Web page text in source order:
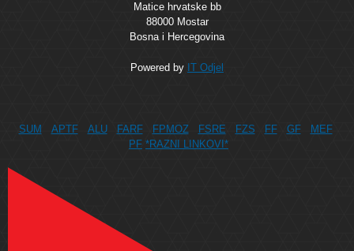
Matice hrvatske bb
88000 Mostar
Bosna i Hercegovina
Powered by IT Odjel
SUM APTF ALU FARF FPMOZ FSRE FZS FF GF
MEF
PF *RAZNI LINKOVI*